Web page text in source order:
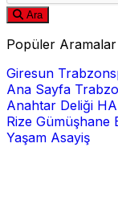
Ara
Popüler Aramalar
Giresun
Ana Sayfa
Anahtar Deliği
Rize Gümüşhane
Yaşam Asayiş